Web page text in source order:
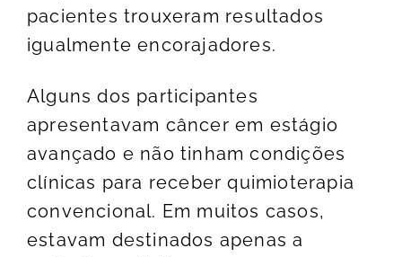
pacientes trouxeram resultados
igualmente encorajadores.
Alguns dos participantes
apresentavam câncer em estágio
avançado e não tinham condições
clínicas para receber quimioterapia
convencional. Em muitos casos,
estavam destinados apenas a